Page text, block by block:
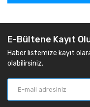
E-Bültene Kayıt
Haber listemize kayıt
olabilirsiniz.